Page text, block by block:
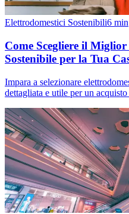
Elettrodomestici Sostenibili6 min
Come Scegliere il
Sostenibile per la Tua
Impara a selezionare
dettagliata e utile per un